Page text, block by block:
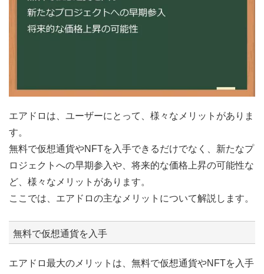
エアドロは、ユーザーにとって、様々なメリットがありま
す。
無料で仮想通貨やNFTを入手できるだけでなく、新たなプ
ロジェクトへの早期参入や、将来的な価格上昇の可能性な
ど、様々なメリットがあります。
ここでは、エアドロの主なメリットについて解説します。
無料で仮想通貨を入手
エアドロ最大のメリットは、無料で仮想通貨やNFTを入手